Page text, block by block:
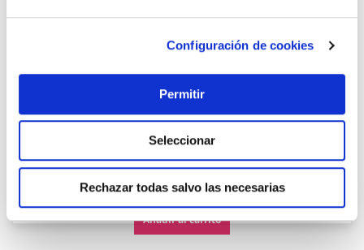
Configuración de cookies
Permitir
Seleccionar
Rechazar todas salvo las necesarias
TOP VENTAS
Cerradura seg. mad.emb. 50mm 1049r2050cl lat 3p
ocariz
Ocariz
68,26 €
Añadir al carrito